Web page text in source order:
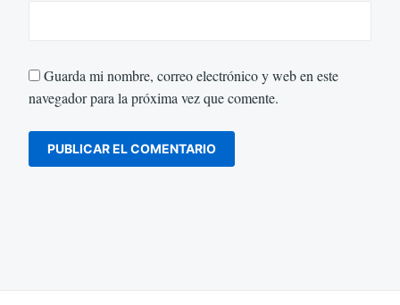
Guarda mi nombre, correo electrónico y web en este
navegador para la próxima vez que comente.